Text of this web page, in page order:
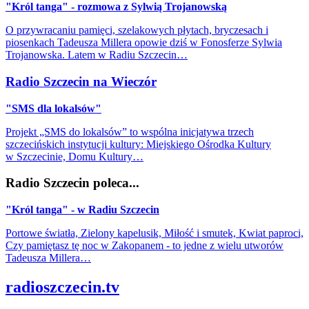
"Król tanga" - rozmowa z Sylwią Trojanowską
O przywracaniu pamięci, szelakowych płytach, bryczesach i
piosenkach Tadeusza Millera opowie dziś w Fonosferze Sylwia
Trojanowska. Latem w Radiu Szczecin…
Radio Szczecin na Wieczór
"SMS dla lokalsów"
Projekt „SMS do lokalsów” to wspólna inicjatywa trzech
szczecińskich instytucji kultury: Miejskiego Ośrodka Kultury
w Szczecinie, Domu Kultury…
Radio Szczecin poleca...
"Król tanga" - w Radiu Szczecin
Portowe światła, Zielony kapelusik, Miłość i smutek, Kwiat paproci,
Czy pamiętasz tę noc w Zakopanem - to jedne z wielu utworów
Tadeusza Millera…
radioszczecin.tv